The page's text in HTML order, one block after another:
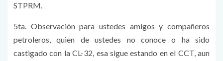
STPRM.
5ta. Observación para ustedes amigos y compañeros
petroleros, quien de ustedes no conoce o ha sido
castigado con la CL-32, esa sigue estando en el CCT, aun